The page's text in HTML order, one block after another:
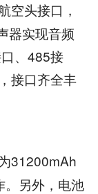
空头接口，
器实现音频
、485接
接口齐全丰
31200mAh
。另外，电池